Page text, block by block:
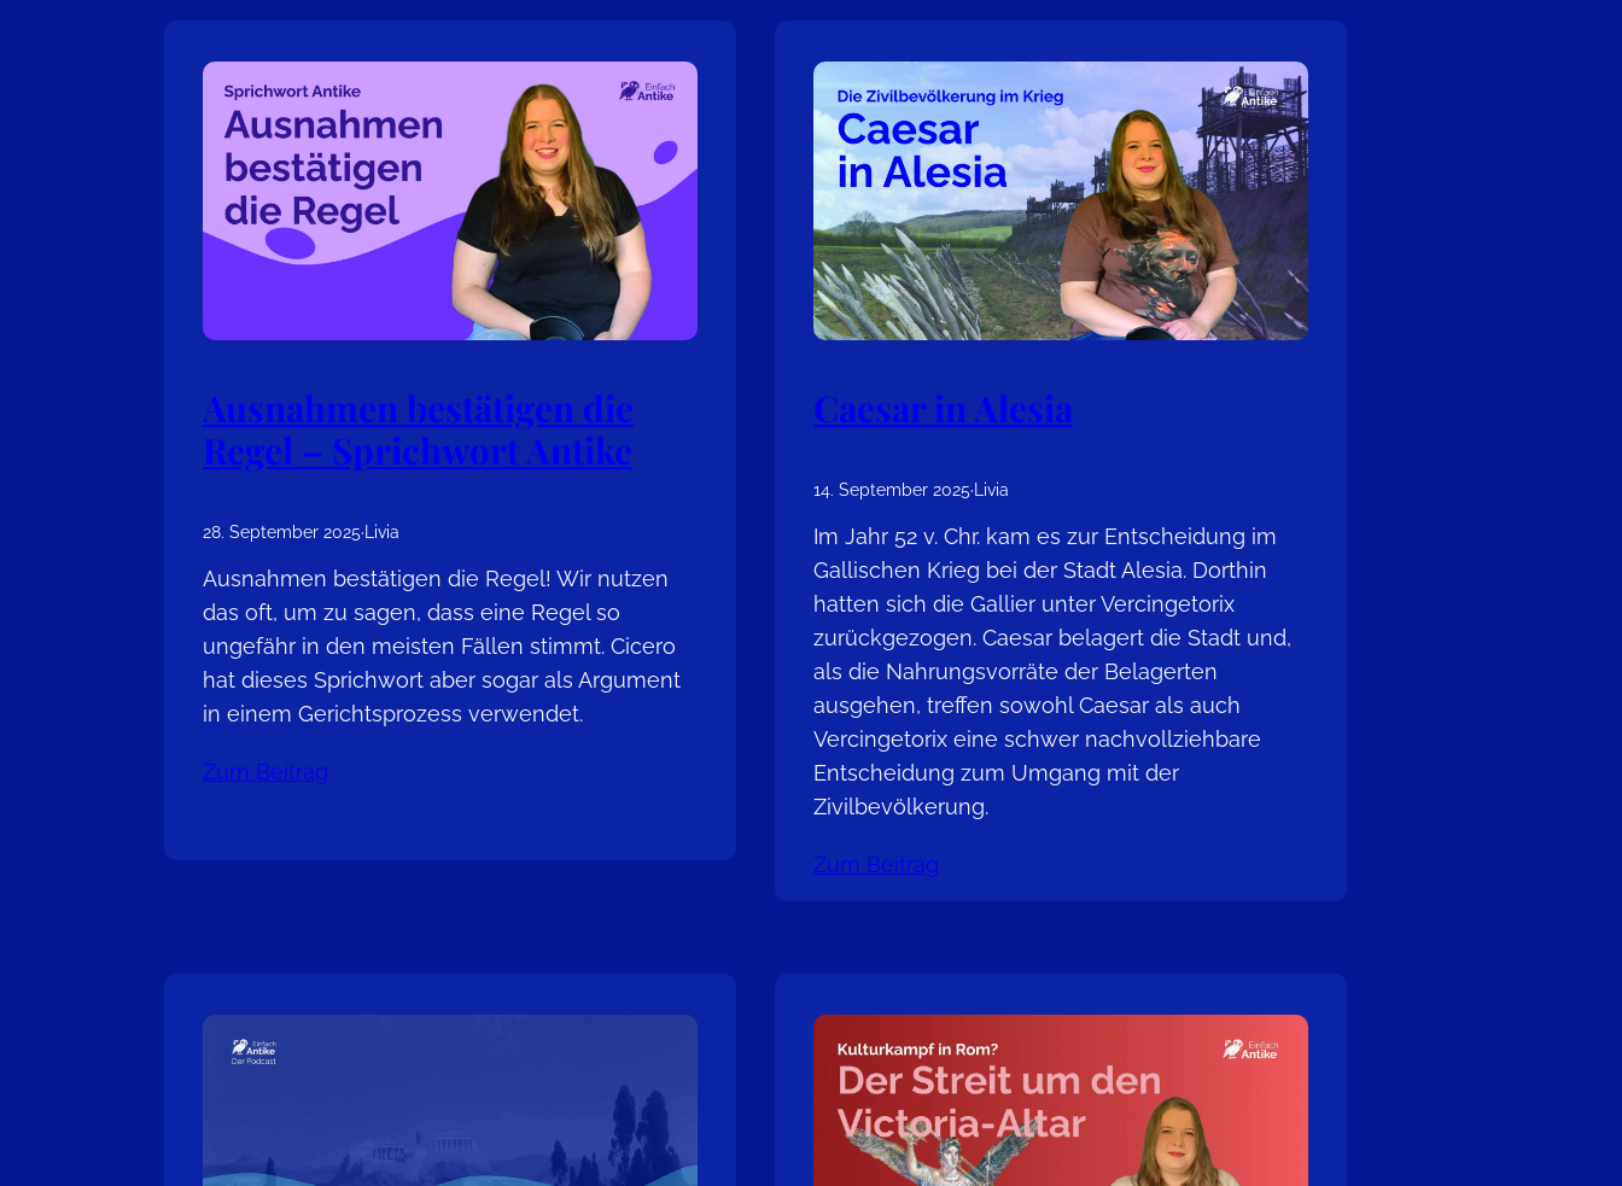
Ausnahmen bestätigen die
Regel – Sprichwort Antike
28. September 2025·Livia
Ausnahmen bestätigen die Regel! Wir nutzen
das oft, um zu sagen, dass eine Regel so
ungefähr in den meisten Fällen stimmt. Cicero
hat dieses Sprichwort aber sogar als Argument
in einem Gerichtsprozess verwendet.
Zum Beitrag
Caesar in Alesia
14. September 2025·Livia
Im Jahr 52 v. Chr. kam es zur Entscheidung im
Gallischen Krieg bei der Stadt Alesia. Dorthin
hatten sich die Gallier unter Vercingetorix
zurückgezogen. Caesar belagert die Stadt und,
als die Nahrungsvorräte der Belagerten
ausgehen, treffen sowohl Caesar als auch
Vercingetorix eine schwer nachvollziehbare
Entscheidung zum Umgang mit der
Zivilbevölkerung.
Zum Beitrag